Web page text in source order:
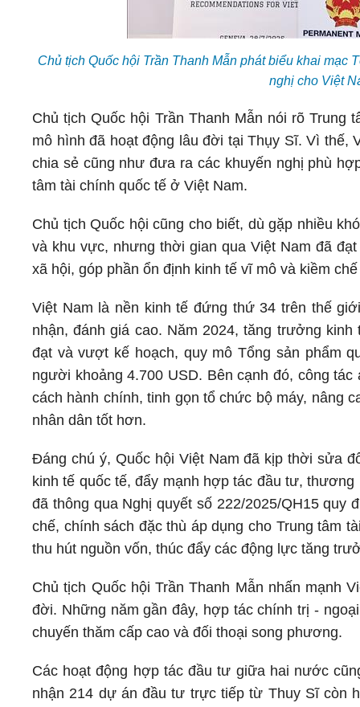
Chủ tịch Quốc hội Trần Thanh Mẫn phát biểu khai mạc
nghị cho Việt
Chủ tịch Quốc hội Trần Thanh Mẫn nói rõ
mô hình đã hoạt động lâu đời tại Thụy Sĩ. Vì thế,
chia sẻ cũng như đưa ra các khuyến nghị phù
tâm tài chính quốc tế ở Việt Nam.
Chủ tịch Quốc hội cũng cho biết, dù gặp nhiều
và khu vực, nhưng thời gian qua Việt Nam đã
xã hội, góp phần ổn định kinh tế vĩ mô và kiềm
Việt Nam là nền kinh tế đứng thứ 34 trên thế
nhận, đánh giá cao. Năm 2024, tăng trưởng
đạt và vượt kế hoạch, quy mô Tổng sản phẩm
người khoảng 4.700 USD. Bên cạnh đó, công
cách hành chính, tinh gọn tổ chức bộ máy, nâng
nhân dân tốt hơn.
Đáng chú ý, Quốc hội Việt Nam đã kịp thời sửa
kinh tế quốc tế, đẩy mạnh hợp tác đầu tư,
đã thông qua Nghị quyết số 222/2025/QH15 quy
chế, chính sách đặc thù áp dụng cho Trung tâm
thu hút nguồn vốn, thúc đẩy các động lực tăng
Chủ tịch Quốc hội Trần Thanh Mẫn nhấn mạnh
đời. Những năm gần đây, hợp tác chính trị -
chuyến thăm cấp cao và đối thoại song phương.
Các hoạt động hợp tác đầu tư giữa hai nước
nhận 214 dự án đầu tư trực tiếp từ Thuy Sĩ còn